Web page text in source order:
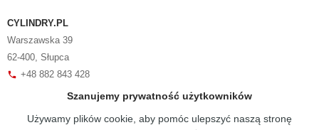
CYLINDRY.PL
Warszawska 39
62-400, Słupca
phone +48 882 843 428
sklep@cylindry.plSzanujemy prywatność użytkowników
Używamy plików cookie, aby pomóc ulepszyć naszą stronę